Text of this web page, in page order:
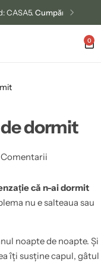
CASA5. Cumpără acum
0
dormit
că n-ai dormit
nu e salteaua sau
noapte de noapte. Și
îți susține capul, gâtul